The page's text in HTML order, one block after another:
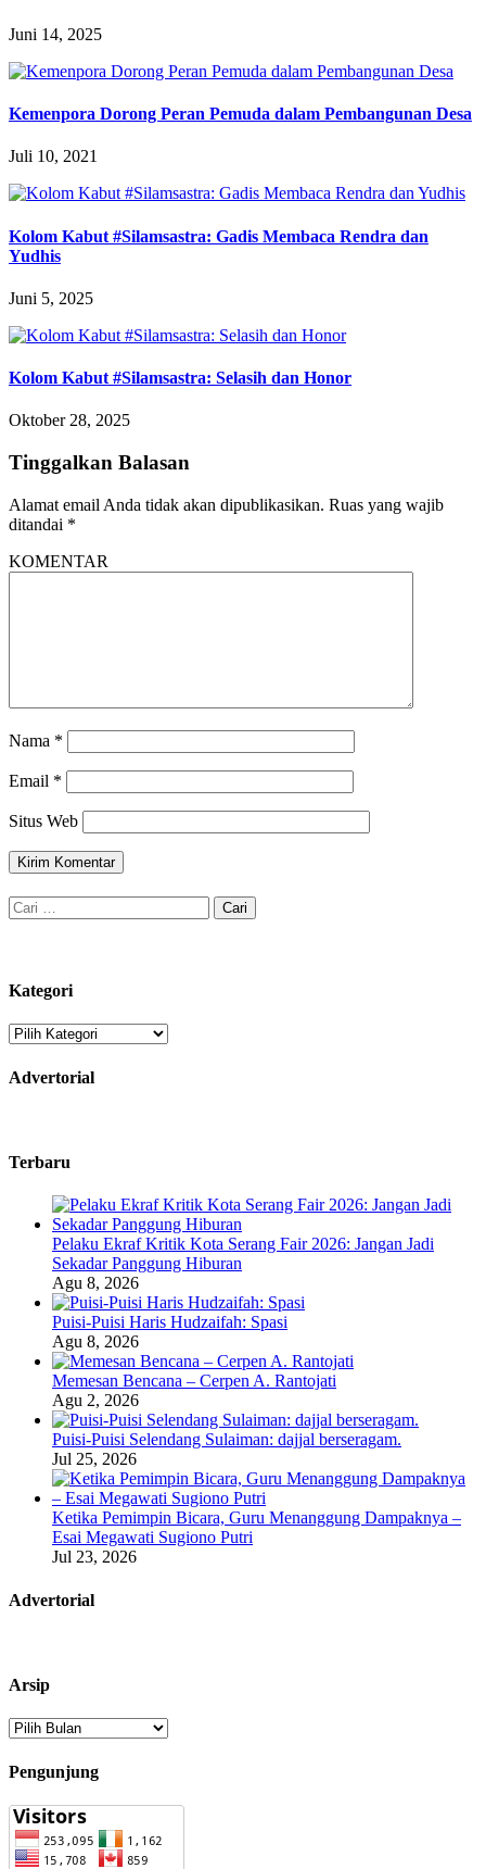
Juni 14, 2025
Kemenpora Dorong Peran Pemuda dalam Pembangunan Desa
Juli 10, 2021
Kolom Kabut #Silamsastra: Gadis Membaca Rendra dan
Yudhis
Juni 5, 2025
Kolom Kabut #Silamsastra: Selasih dan Honor
Oktober 28, 2025
Tinggalkan Balasan
Alamat email Anda tidak akan dipublikasikan. Ruas yang wajib
ditandai *
KOMENTAR
Nama *
Email *
Situs Web
Cari
untuk:
Kategori
Kategori
Advertorial
Terbaru
Pelaku Ekraf Kritik Kota Serang Fair 2026: Jangan Jadi
Sekadar Panggung Hiburan
Agu 8, 2026
Puisi-Puisi Haris Hudzaifah: Spasi
Agu 8, 2026
Memesan Bencana – Cerpen A. Rantojati
Agu 2, 2026
Puisi-Puisi Selendang Sulaiman: dajjal berseragam.
Jul 25, 2026
Ketika Pemimpin Bicara, Guru Menanggung Dampaknya –
Esai Megawati Sugiono Putri
Jul 23, 2026
Advertorial
Arsip
Arsip
Pengunjung